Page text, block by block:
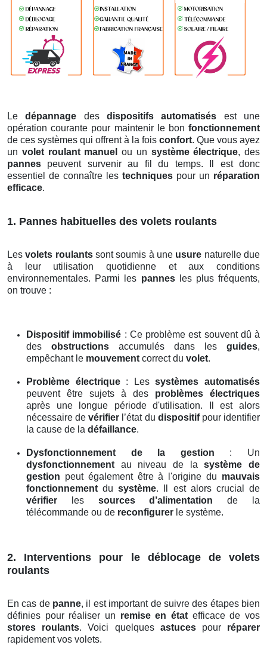
Ledépannage desdispositifs automatisés est une
opération courante pour maintenir le bon fonctionnement
de ces systèmes qui offrent à la fois confort. Que vous ayez
un volet roulant manuel ou un système électrique, des
pannes peuvent survenir au fil du temps. Il est donc
essentiel de connaître les techniques pour un réparation
efficace.
1. Pannes habituelles des volets roulants
Lesvolets roulantssont soumis à une usure naturelle due
à leur utilisation quotidienne et aux conditions
environnementales. Parmi les pannesles plus fréquents,
on trouve :
Dispositif immobilisé : Ce problème est souvent dû à
des obstructions accumulés dans les guides,
empêchant le mouvement correct du volet.
Problème électrique: Lessystèmes automatisés
peuvent être sujets à des problèmes électriques
après une longue période d'utilisation. Il est alors
nécessaire devérifier l’état du dispositifpour identifier
la cause de la défaillance.
Dysfonctionnement de la gestion : Un
dysfonctionnement au niveau de lasystème de
gestion peut également être à l'origine du mauvais
fonctionnement dusystème. Il est alors crucial de
vérifier les sources d’alimentation de la
télécommande ou de reconfigurer le système.
2. Interventions pour le déblocage de volets
roulants
En cas de panne, il est important de suivre des étapes bien
définies pour réaliser un remise en état efficace de vos
stores roulants. Voici quelques astucespour réparer
rapidement vos volets.